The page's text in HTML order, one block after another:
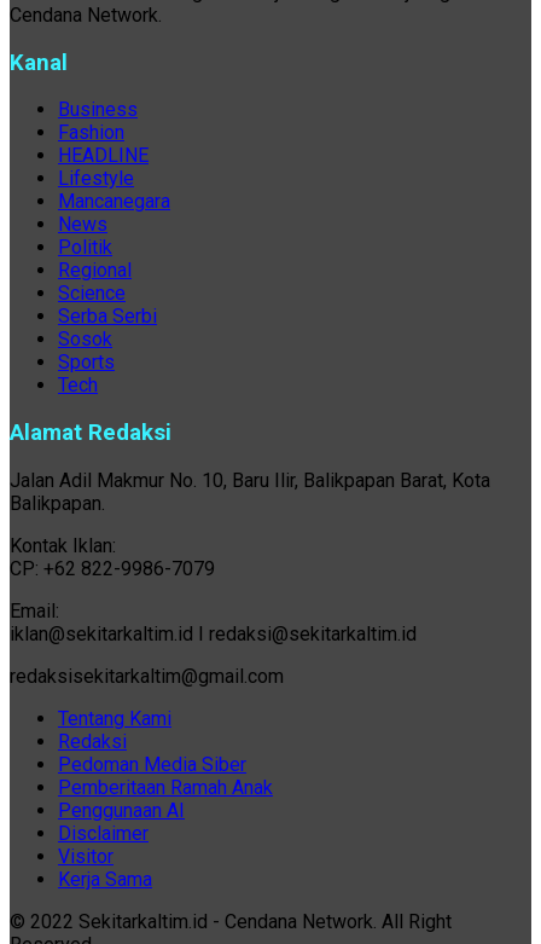
Cendana Network.
Kanal
Business
Fashion
HEADLINE
Lifestyle
Mancanegara
News
Politik
Regional
Science
Serba Serbi
Sosok
Sports
Tech
Alamat Redaksi
Jalan Adil Makmur No. 10, Baru Ilir, Balikpapan Barat, Kota
Balikpapan.
Kontak Iklan:
CP: +62 822-9986-7079
Email:
iklan@sekitarkaltim.id I redaksi@sekitarkaltim.id
redaksisekitarkaltim@gmail.com
Tentang Kami
Redaksi
Pedoman Media Siber
Pemberitaan Ramah Anak
Penggunaan AI
Disclaimer
Visitor
Kerja Sama
© 2022 Sekitarkaltim.id - Cendana Network. All Right